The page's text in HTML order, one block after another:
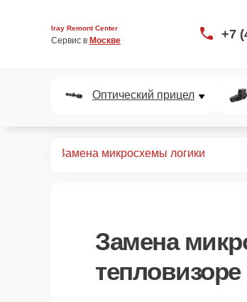
Iray Remont Center
Сервис в Москве +7
Оптический прицел
Замена микросхемы логики
Замена